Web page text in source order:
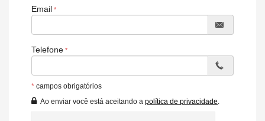
Hall de entrada decorado e mobiliado
Interfone
Piscina
Internet
Email
Telefone
* campos obrigatórios
Ao enviar você está aceitando a política de privacidade.